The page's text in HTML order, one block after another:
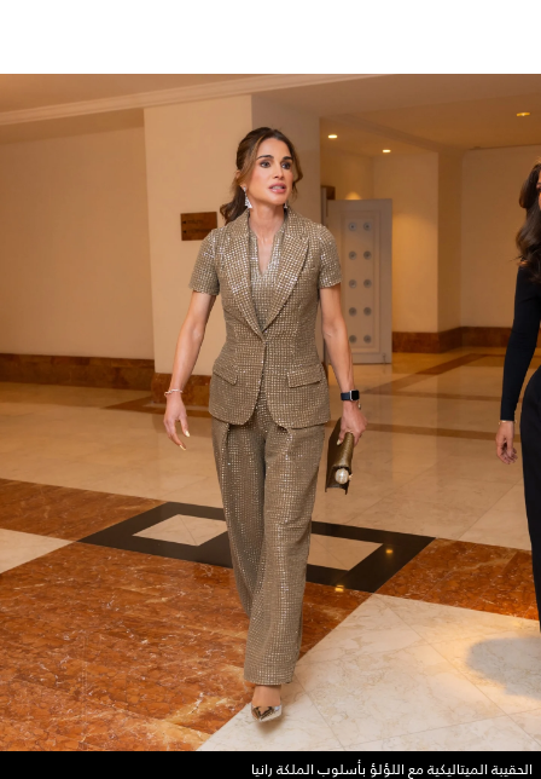
الحقيبة الميتاليكية مع اللؤلؤ بأسلوب الملكة رانيا